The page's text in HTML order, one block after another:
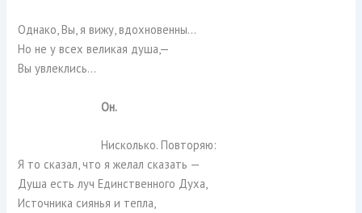
Однако, Вы, я вижу, вдохновенны…
Но не у всех великая душа,—
Вы увлеклись…
Он.
Нисколько. Повторяю:
Я то сказал, что я желал сказать —
Душа есть луч Единственного Духа,
Источника сиянья и тепла,